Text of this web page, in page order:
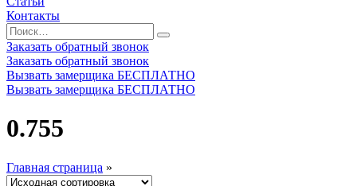
Контакты
Заказать обратный звонок
Заказать обратный звонок
Вызвать замерщика БЕСПЛАТНО
Вызвать замерщика БЕСПЛАТНО
0.755
Главная страница »